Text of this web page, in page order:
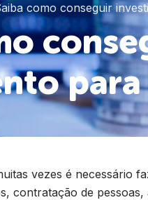
como conseguir
para
vezes é necessário
contratação de